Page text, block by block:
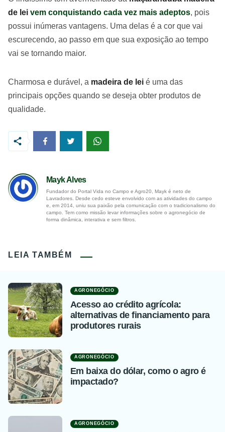
de lei vem conquistando cada vez mais adeptos, pois
possui inúmeras vantagens. Uma delas é a cor que vai
escurecendo, ao passo em que sua exposição ao tempo
vai se tornando maior.
Charmosa e durável, a madeira de lei é uma das
principais opções quando se deseja obter produtos de
qualidade.
Mayk Alves
Fundador do Portal Vida no Campo e Agro20, Mayk é neto de
Lavradores. Desde cedo esteve envolvido com as atividades do campo
e, em 2014, uniu sua paixão pela comunicação com o tradicionalismo do
campo. Tem como missão levar informações sobre o agronegócio de
forma dinâmica, interativa e sem filtros.
LEIA TAMBÉM
AGRONEGÓCIO
Acesso ao crédito agrícola:
alternativas de financiamento para
produtores rurais
AGRONEGÓCIO
Em baixa do dólar, como o agro é
impactado?
AGRONEGÓCIO